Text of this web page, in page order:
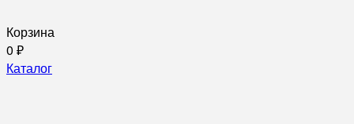
Корзина
0 ₽
Каталог